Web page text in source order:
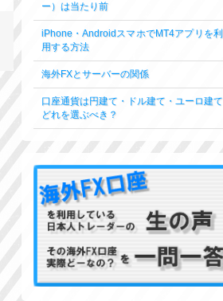
ー）は当たり前
iPhone・AndroidスマホでMT4アプリを利
用する方法
海外FXとサーバーの関係
口座通貨は円建て・ドル建て・ユーロ建て
どれを選ぶべき？